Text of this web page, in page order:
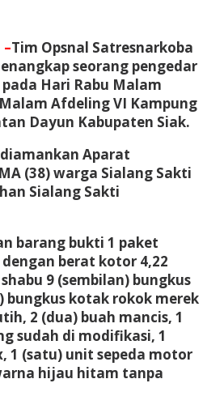
Tim Opsnal Satresnarkoba
seorang pengedar
Hari Rabu Malam
Afdeling VI Kampung
Dayun Kabupaten Siak.
Aparat
(38) warga Sialang Sakti
Sialang Sakti
barang bukti 1 paket
berat kotor 4,22
9 (sembilan) bungkus
bungkus kotak rokok merek
2 (dua) buah mancis, 1
sudah di modifikasi, 1
1 (satu) unit sepeda motor
hijau hitam tanpa